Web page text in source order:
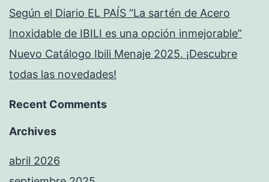
Según el Diario EL PAÍS “La sartén de Acero
Inoxidable de IBILI es una opción inmejorable”
Nuevo Catálogo Ibili Menaje 2025. ¡Descubre
todas las novedades!
Recent Comments
Archives
abril 2026